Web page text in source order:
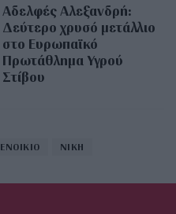
Αδελφές Αλεξανδρή:
Δεύτερο χρυσό μετάλλιο
στο Ευρωπαϊκό
Πρωτάθλημα Υγρού
Στίβου
ΕΝΟΙΚΙΟ ΝΙΚΗ